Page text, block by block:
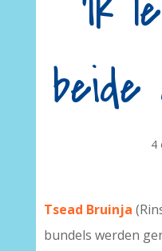
beide
4
Tsead Bruinja
bundels werden